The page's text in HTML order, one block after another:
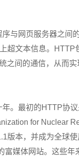
与网页服务器之间
超文本信息。
之间的通信，从而
。最初的HTTP协
for Nuclear
版本，并成为全球
富媒体网站。这些